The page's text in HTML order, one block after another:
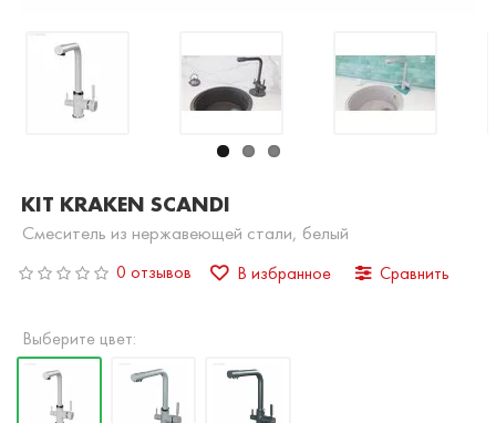
KIT KRAKEN SCANDI
Смеситель из нержавеющей стали, белый
0 отзывов В избранное Сравнить
Выберите цвет: